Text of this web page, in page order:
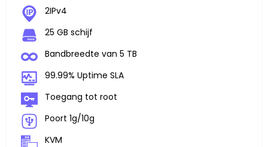
2IPv4
25 GB schijf
Bandbreedte van 5 TB
99.99% Uptime SLA
Toegang tot root
Poort 1g/10g
KVM